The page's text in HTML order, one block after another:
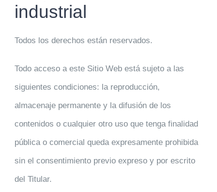
industrial
Todos los derechos están reservados.
Todo acceso a este Sitio Web está sujeto a las
siguientes condiciones: la reproducción,
almacenaje permanente y la difusión de los
contenidos o cualquier otro uso que tenga finalidad
pública o comercial queda expresamente prohibida
sin el consentimiento previo expreso y por escrito
del Titular.